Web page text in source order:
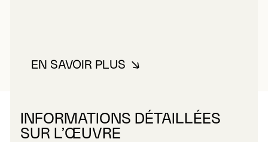
EN SAVOIR PLUSÀ PROPOS DE ÉDITIONS
INFORMATIONS DÉTAILLÉES
SUR L’ŒUVRE